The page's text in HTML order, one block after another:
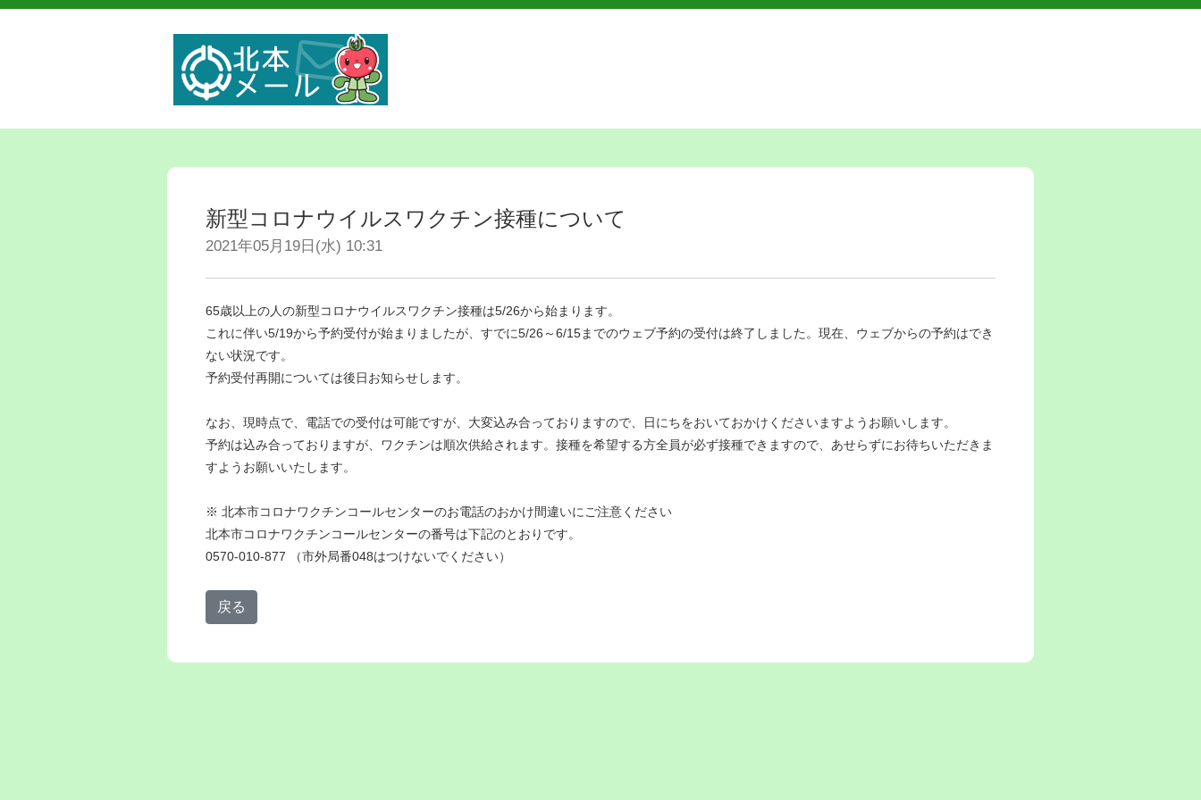
新型コロナウイルスワクチン接種について
2021年05月19日(水) 10:31
65歳以上の人の新型コロナウイルスワクチン接種は5/26から始まります。
これに伴い5/19から予約受付が始まりましたが、すでに5/26～6/15までのウェブ予約の受付は終了しました。現在、ウェブからの予約はでき
ない状況です。
予約受付再開については後日お知らせします。
なお、現時点で、電話での受付は可能ですが、大変込み合っておりますので、日にちをおいておかけくださいますようお願いします。
予約は込み合っておりますが、ワクチンは順次供給されます。接種を希望する方全員が必ず接種できますので、あせらずにお待ちいただきま
すようお願いいたします。
※ 北本市コロナワクチンコールセンターのお電話のおかけ間違いにご注意ください
北本市コロナワクチンコールセンターの番号は下記のとおりです。
0570-010-877 （市外局番048はつけないでください）
戻る